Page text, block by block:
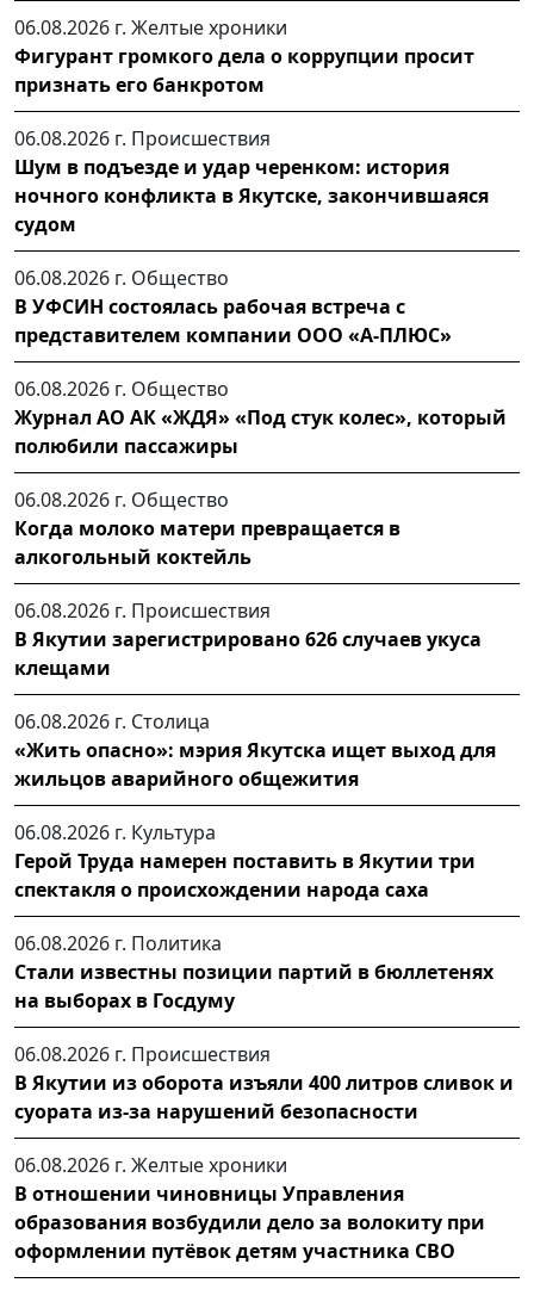
06.08.2026 г. Желтые хроники
Фигурант громкого дела о коррупции просит
признать его банкротом
06.08.2026 г. Происшествия
Шум в подъезде и удар черенком: история
ночного конфликта в Якутске, закончившаяся
судом
06.08.2026 г. Общество
В УФСИН состоялась рабочая встреча с
представителем компании ООО «А-ПЛЮС»
06.08.2026 г. Общество
Журнал АО АК «ЖДЯ» «Под стук колес», который
полюбили пассажиры
06.08.2026 г. Общество
Когда молоко матери превращается в
алкогольный коктейль
06.08.2026 г. Происшествия
В Якутии зарегистрировано 626 случаев укуса
клещами
06.08.2026 г. Столица
«Жить опасно»: мэрия Якутска ищет выход для
жильцов аварийного общежития
06.08.2026 г. Культура
Герой Труда намерен поставить в Якутии три
спектакля о происхождении народа саха
06.08.2026 г. Политика
Стали известны позиции партий в бюллетенях
на выборах в Госдуму
06.08.2026 г. Происшествия
В Якутии из оборота изъяли 400 литров сливок и
суората из-за нарушений безопасности
06.08.2026 г. Желтые хроники
В отношении чиновницы Управления
образования возбудили дело за волокиту при
оформлении путёвок детям участника СВО